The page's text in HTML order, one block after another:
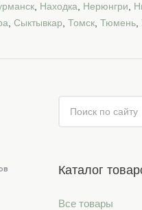
Находка Нерюнгри
Сыктывкар Томск Тюмень
Каталог
Все товары